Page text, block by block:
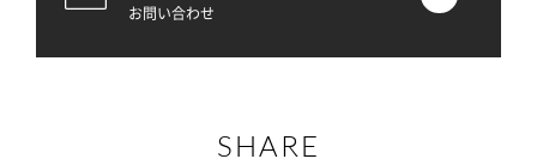
お問い合わせ
SHARE